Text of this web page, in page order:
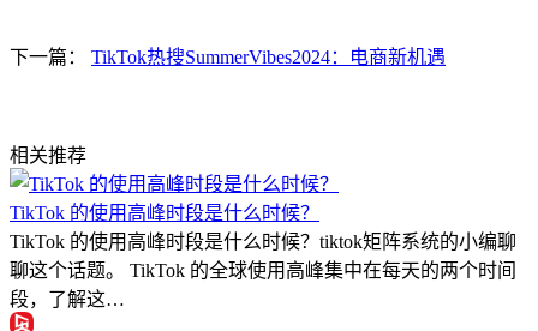
下一篇： TikTok热搜SummerVibes2024：电商新机遇
相关推荐
TikTok 的使用高峰时段是什么时候？
TikTok 的使用高峰时段是什么时候？tiktok矩阵系统的小编聊
聊这个话题。 TikTok 的全球使用高峰集中在每天的两个时间
段，了解这…